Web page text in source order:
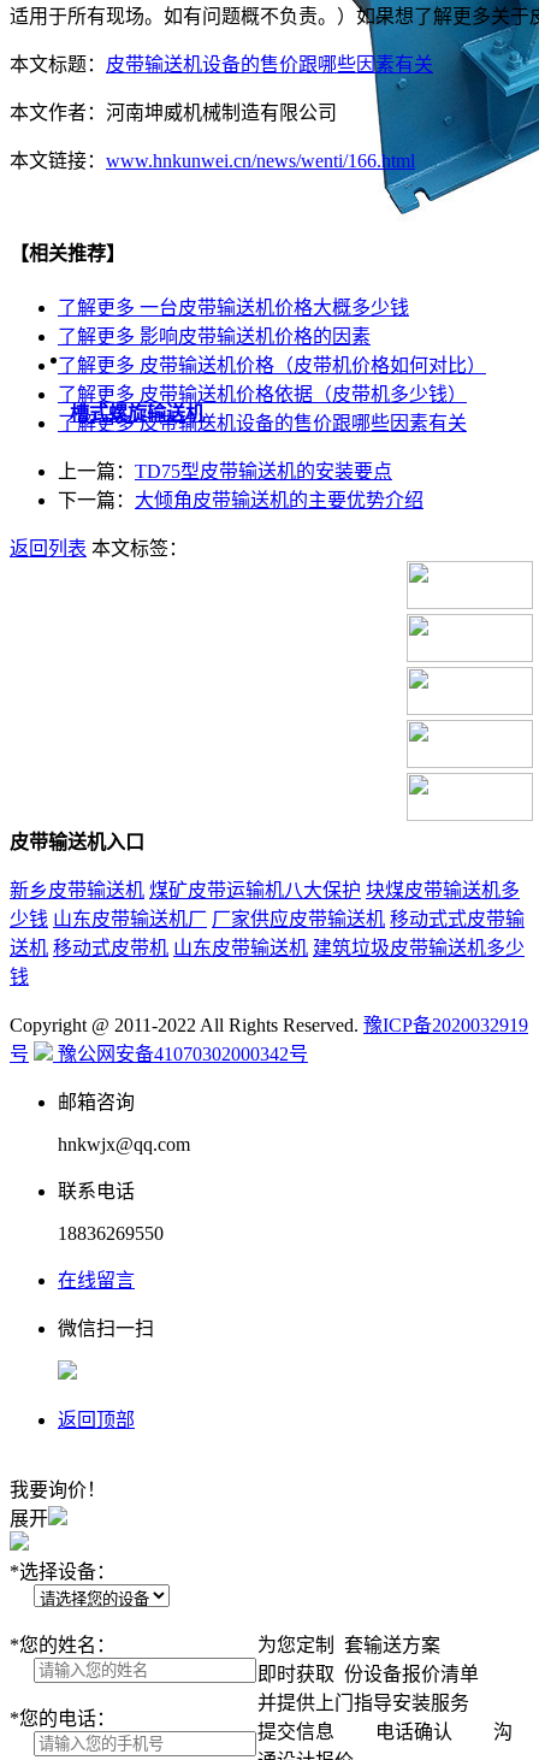
槽式螺旋输送机
适用于所有现场。如有问题概不负责。）如果想了解更多关
本文标题： 皮带输送机设备的售价跟哪些因素有关
本文作者： 河南坤威机械制造有限公司
本文链接： www.hnkunwei.cn/news/wenti/166.html
【相关推荐】
了解更多 一台皮带输送机价格大概多少钱
了解更多 影响皮带输送机价格的因素
了解更多 皮带输送机价格（皮带机价格如何对比）
了解更多 皮带输送机价格依据（皮带机多少钱）
了解更多皮带输送机设备的售价跟哪些因素有关
上一篇： TD75型皮带输送机的安装要点
下一篇： 大倾角皮带输送机的主要优势介绍
返回列表 本文标签：
皮带输送机入口
新乡皮带输送机 煤矿皮带运输机八大保护 块煤皮带输送机多
少钱 山东皮带输送机厂 厂家供应皮带输送机 移动式式皮带输
送机 移动式皮带机 山东皮带输送机 建筑垃圾皮带输送机多少
钱
Copyright @ 2011-2022 All Rights Reserved. 豫ICP备2020032919
号
豫公网安备41070302000342号
邮箱咨询
hnkwjx@qq.com
联系电话
18836269550
在线留言
微信扫一扫
返回顶部
我要询价！
展开
*选择设备：
*您的姓名：
*您的电话：
为您定制
套输送方案
即时获取 份设备报价清单
并提供上门指导安装服务
提交信息
电话确认
沟